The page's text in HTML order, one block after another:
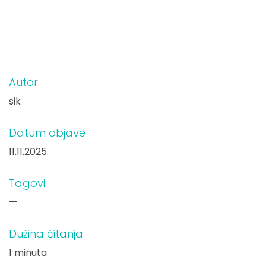
Autor
sik
Datum objave
11.11.2025.
Tagovi
—
Dužina čitanja
1 minuta